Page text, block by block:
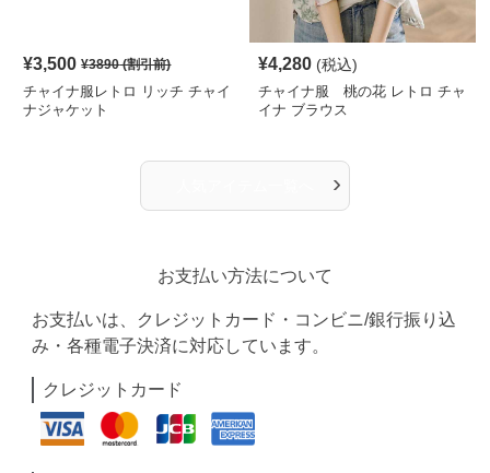
¥3,500 ¥3890(割引前)
チャイナ服レトロ リッチ チャイ
ナジャケット
¥4,280 (税込)
チャイナ服 桃の花 レトロ チャ
イナ ブラウス
›
お支払い方法について
お支払いは、クレジットカード・コンビニ/銀行振り込
み・各種電子決済に対応しています。
クレジットカード